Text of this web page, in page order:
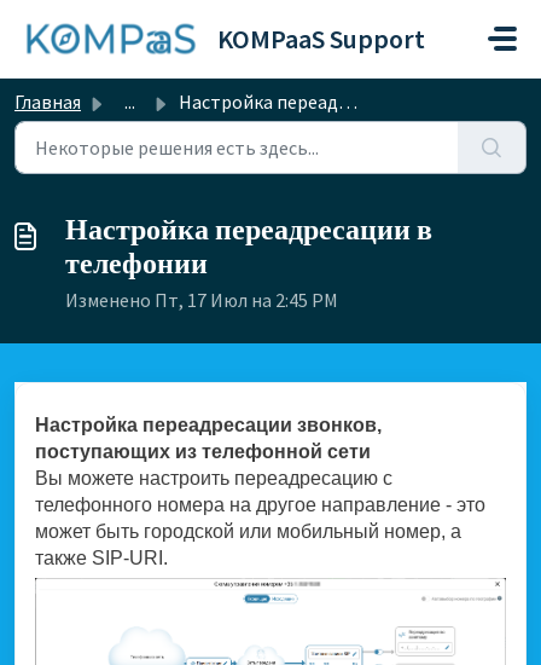
KOMPaaS Support
Главная ... Настройка переадресации в телефонии
Настройка переадресации в
телефонии
Изменено Пт, 17 Июл на 2:45 PM
Настройка переадресации звонков,
поступающих из телефонной сети
Вы можете настроить переадресацию с
телефонного номера на другое направление - это
может быть городской или мобильный номер, а
также SIP-URI.